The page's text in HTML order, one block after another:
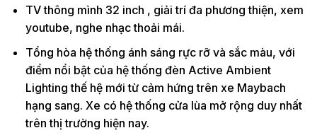
TV thông mình 32 inch , giải trí đa phương thiện, xem
youtube, nghe nhạc thoải mái.
Tổng hòa hệ thống ánh sáng rực rỡ và sắc màu, với
điểm nổi bật của hệ thống đèn Active Ambient
Lighting thế hệ mới từ cảm hứng trên xe Maybach
hạng sang. Xe có hệ thống cửa lùa mở rộng duy nhất
trên thị trường hiện nay.